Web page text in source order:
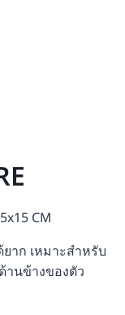
CM
าก เหมาะสำหรับ
านข้างของตัว